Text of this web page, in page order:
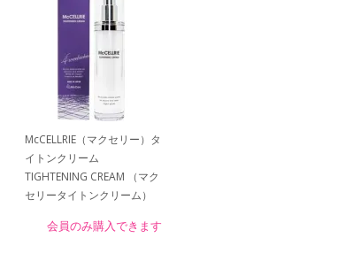
McCELLRIE（マクセリー）タ
イトンクリーム
TIGHTENING CREAM （マク
セリータイトンクリーム）
会員のみ購入できます